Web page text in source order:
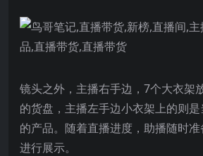
镜头之外，主播右手边，7个大衣架
的货盘，主播左手边小衣架上的则
的产品。随着直播进度，助播随时
进行展示。